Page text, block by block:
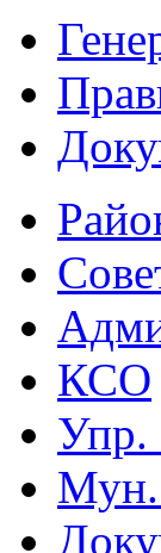
КСО
Упр.
Мун.